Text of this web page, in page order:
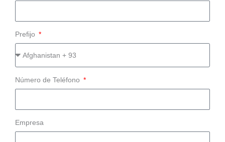
Prefijo
Número de Teléfono
Empresa